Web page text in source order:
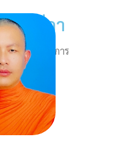
ป้องสีดา
สนับสนุนวิชาการ